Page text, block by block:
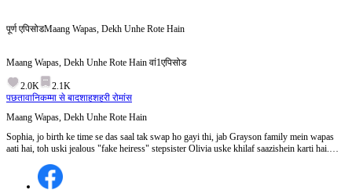
पूर्ण एपिसोडMaang Wapas, Dekh Unhe Rote Hain
Maang Wapas, Dekh Unhe Rote Hain वां1एपिसोड
2.0K
2.1K
पछतावानिकम्मा से बादशाहशहरी रोमांस
Maang Wapas, Dekh Unhe Rote Hain
Sophia, jo birth ke time se das saal tak swap ho gayi thi, jab Grayson family mein wapas
aati hai, toh uski jealous "fake heiress" stepsister Olivia uske khilaf saazishein karti hai.
bahar aati hai. Tristan ki protection mein, woh past expose karti hai, family ki wealth reject
karti hai, Olivia ke final attack ko survive karti hai, aur Paris mein nayi shuruaat karne chali